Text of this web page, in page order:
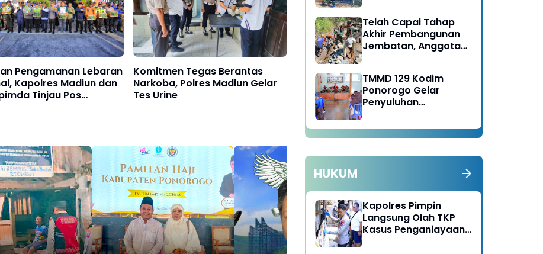
Pengamanan Lebaran
Kapolres Madiun dan
Tinjau Pos
Komitmen Tegas Berantas
Narkoba, Polres Madiun Gelar
Tes Urine
Polres Ngawi Gelar Aksi
“Indonesia Asri”,
Bersihkan Jembatan dan
Sungai Cegah Banjir
RTLH
Telah Capai Tahap
Akhir Pembangunan
Jembatan, Anggota
Jalan
TMMD 129 Kodim
Ponorogo Gelar
Penyuluhan
HUKUM
Kapolres Pimpin
Langsung Olah TKP
Kasus Penganiayaan